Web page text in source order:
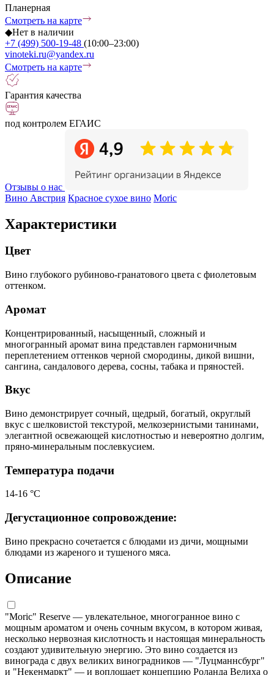
Планерная
Смотреть на карте
◆Нет в наличии
+7 (499) 500-19-48 (10:00–23:00)
vinoteki.ru@yandex.ru
Смотреть на карте
Гарантия качества
под контролем ЕГАИС
Отзывы о нас
Вино Австрия Красное сухое вино Moric
Характеристики
Цвет
Вино глубокого рубиново-гранатового цвета с фиолетовым
оттенком.
Аромат
Концентрированный, насыщенный, сложный и
многогранный аромат вина представлен гармоничным
переплетением оттенков черной смородины, дикой вишни,
сангина, сандалового дерева, сосны, табака и пряностей.
Вкус
Вино демонстрирует сочный, щедрый, богатый, округлый
вкус с шелковистой текстурой, мелкозернистыми танинами,
элегантной освежающей кислотностью и невероятно долгим,
пряно-минеральным послевкусием.
Температура подачи
14-16 °С
Дегустационное сопровождение:
Вино прекрасно сочетается с блюдами из дичи, мощными
блюдами из жареного и тушеного мяса.
Описание
"Moric" Reserve — увлекательное, многогранное вино с
мощным ароматом и очень сочным вкусом, в котором живая,
несколько нервозная кислотность и настоящая минеральность
создают удивительную энергию. Это вино создается из
винограда с двух великих виноградников — "Луцманнсбург"
и "Некенмаркт" — и воплощает концепцию Роланда Велиха о